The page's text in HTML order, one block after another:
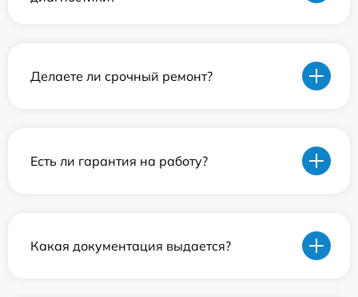
Делаете ли срочный ремонт?
Есть ли гарантия на работу?
Какая документация выдается?